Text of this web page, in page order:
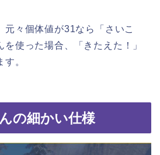
元々個体値が31なら「さいこ
を使った場合、「きたえた！」
。
の細かい仕様